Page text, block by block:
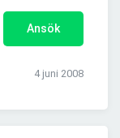
Ansök
4 juni 2008